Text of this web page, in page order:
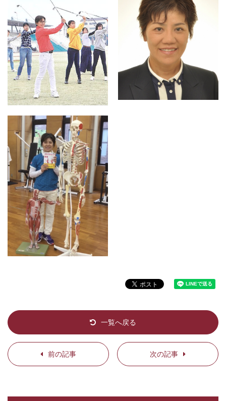
前の記事
一覧へ戻る
次の記事